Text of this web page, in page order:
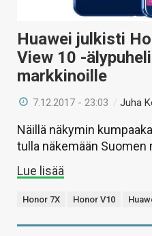
Huawei julkisti
View 10 -
markkinoille
7.12.2017 - 23:03 /Juha
Näillä näkymin
tulla näkemään Suomen
Lue lisää
Honor 7X Honor V10